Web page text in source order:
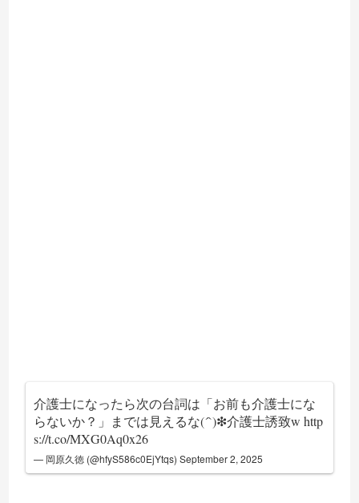
介護士になったら次の台詞は「お前も介護士にな
らないか？」までは見えるな(´`)❇介護士誘致whttp
s://t.co/MXG0Aq0x26
— 岡原久徳 (@hfyS586c0EjYtqs)September 2, 2025